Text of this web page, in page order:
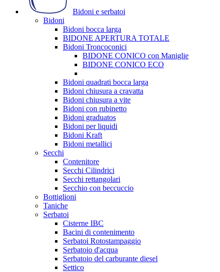
Bidoni e serbatoi
Bidoni
Bidoni bocca larga
BIDONE APERTURA TOTALE
Bidoni Troncoconici
BIDONE CONICO con Maniglie
BIDONE CONICO ECO
Bidoni quadrati bocca larga
Bidoni chiusura a cravatta
Bidoni chiusura a vite
Bidoni con rubinetto
Bidoni graduatos
Bidoni per liquidi
Bidoni Kraft
Bidoni metallici
Secchi
Contenitore
Secchi Cilindrici
Secchi rettangolari
Secchio con beccuccio
Bottiglioni
Taniche
Serbatoi
Cisterne IBC
Bacini di contenimento
Serbatoi Rotostampaggio
Serbatoio d'acqua
Serbatoio del carburante diesel
Settico